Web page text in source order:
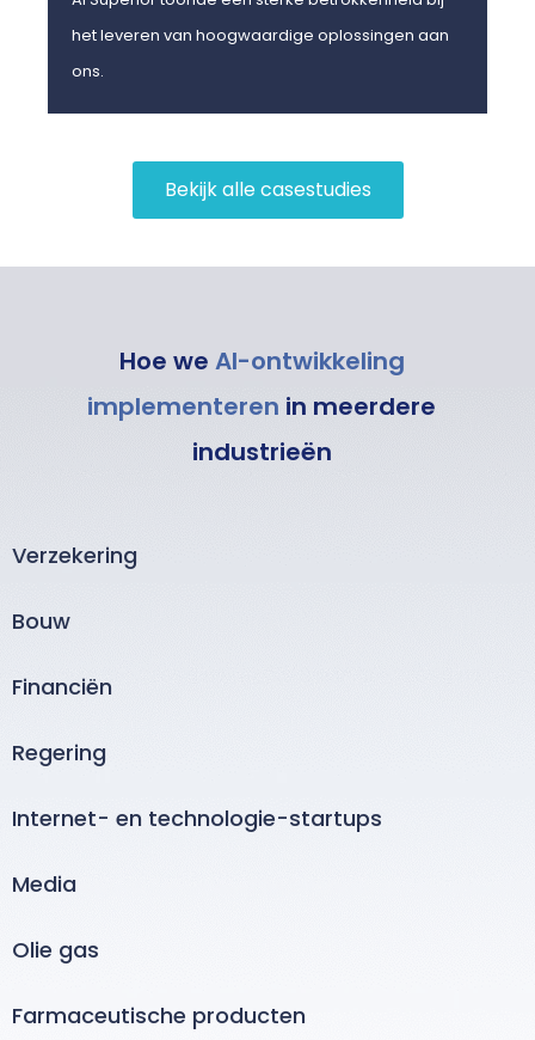
het leveren van hoogwaardige oplossingen aan
ons.
Bekijk alle casestudies
Hoe we AI-ontwikkeling
implementeren in meerdere
industrieën
Verzekering
Bouw
Financiën
Regering
Internet- en technologie-startups
Media
Olie gas
Farmaceutische producten